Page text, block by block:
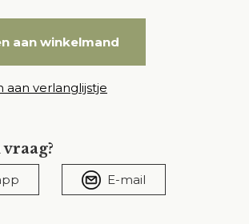
aan winkelmand
aan verlanglijstje
E-mail